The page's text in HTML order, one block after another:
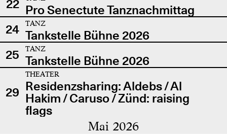
22 Pro Senectute Tanznachmittag
24
TANZ
Tankstelle Bühne 2026
25
TANZ
Tankstelle Bühne 2026
29
THEATER
Residenzsharing: Aldebs / Al
Hakim / Caruso / Zünd: raising
flags
Mai 2026